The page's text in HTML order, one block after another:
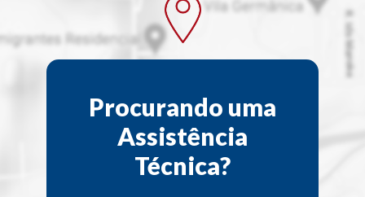
Procurando uma
Assistência
Técnica?